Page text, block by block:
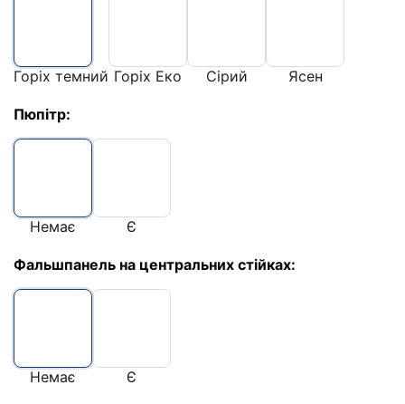
Горіх темний Горіх Еко Сірий Ясен
Пюпітр:
Немає Є
Фальшпанель на центральних стійках:
Немає Є